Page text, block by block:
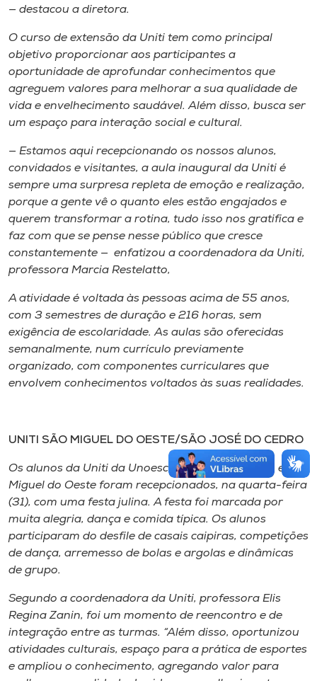
— destacou a diretora.
O curso de extensão da Uniti tem como principal
objetivo proporcionar aos participantes a
oportunidade de aprofundar conhecimentos que
agreguem valores para melhorar a sua qualidade de
vida e envelhecimento saudável. Além disso, busca ser
um espaço para interação social e cultural.
— Estamos aqui recepcionando os nossos alunos,
convidados e visitantes, a aula inaugural da Uniti é
sempre uma surpresa repleta de emoção e realização,
porque a gente vê o quanto eles estão engajados e
querem transformar a rotina, tudo isso nos gratifica e
faz com que se pense nesse público que cresce
constantemente — enfatizou a coordenadora da Uniti,
professora Marcia Restelatto,
A atividade é voltada às pessoas acima de 55 anos,
com 3 semestres de duração e 216 horas, sem
exigência de escolaridade. As aulas são oferecidas
semanalmente, num currículo previamente
organizado, com componentes curriculares que
envolvem conhecimentos voltados às suas realidades.
UNITI SÃO MIGUEL DO OESTE/SÃO JOSÉ DO CEDRO
Os alunos da Uniti da Unoesc São José do Cedro e São
Miguel do Oeste foram recepcionados, na quarta-feira
(31), com uma festa julina. A festa foi marcada por
muita alegria, dança e comida típica. Os alunos
participaram do desfile de casais caipiras, competições
de dança, arremesso de bolas e argolas e dinâmicas
de grupo.
Segundo a coordenadora da Uniti, professora Elis
Regina Zanin, foi um momento de reencontro e de
integração entre as turmas. “Além disso, oportunizou
atividades culturais, espaço para a prática de esportes
e ampliou o conhecimento, agregando valor para